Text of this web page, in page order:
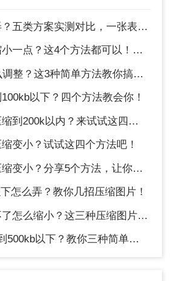
方案实测对比，一张表看懂怎么选！
？这4个方法都可以！赶紧试试！
整？这3种简单方法教你搞定！
以下？四个方法教会你！
以内？来试试这四种压缩方法！
变小？试试这四个方法吧！
分享5个方法，让你轻松调整图片大小
怎么弄？教你几招压缩图片！
缩小？这三种压缩图片的方法非常实用！
以下？教你三种简单方法！